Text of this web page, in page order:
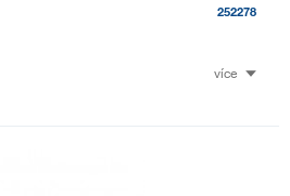
252278
více